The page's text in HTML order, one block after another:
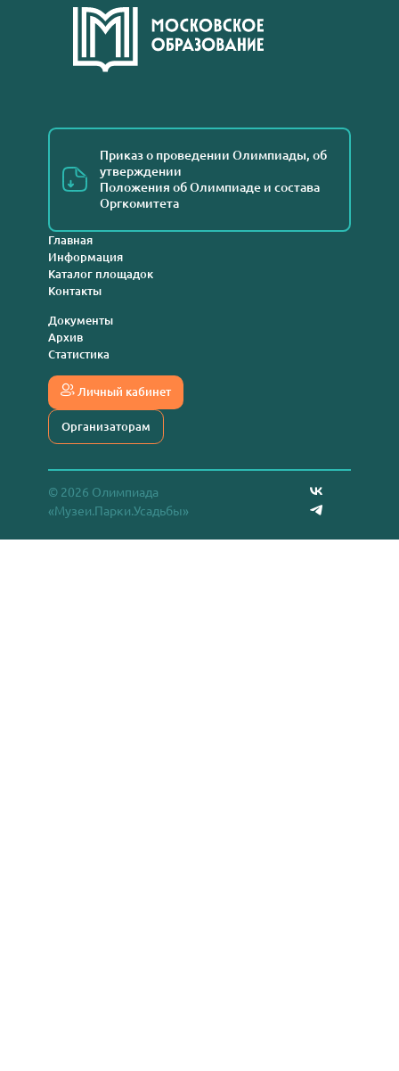
Приказ о проведении Олимпиады, об
утверждении
Положения об Олимпиаде и состава
Оргкомитета
Главная
Информация
Каталог площадок
Контакты
Документы
Архив
Статистика
Личный кабинет
Организаторам
© 2026 Олимпиада
«Музеи.Парки.Усадьбы»